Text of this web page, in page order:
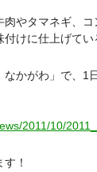
やタマネギ、
けに仕上げて
かがわ」で、
2011/10/
！